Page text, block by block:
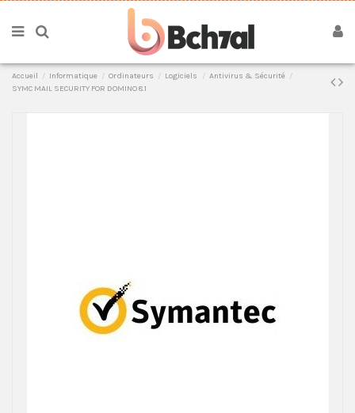
Accueil Informatique Ordinateurs Logiciels
Antivirus & Sécurité
SYMC MAIL SECURITY FOR DOMINO 8.1